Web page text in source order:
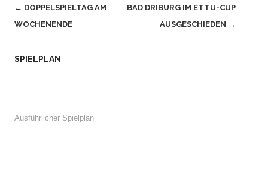
Beitragsnavigation
← DOPPELSPIELTAG AM
WOCHENENDE
BAD DRIBURG IM ETTU-CUP
AUSGESCHIEDEN →
SPIELPLAN
Ausführlicher Spielplan